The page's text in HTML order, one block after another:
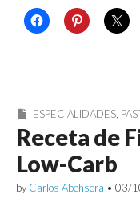
ESPECIALIDADES,
Receta de
Low-Carb
by Carlos Abehsera • 03/